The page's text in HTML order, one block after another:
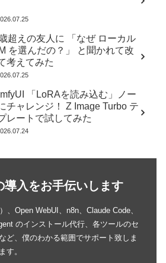
超えの友人に 「なぜ ローカル
を選んだの？」 と聞かれて改
考えてみた
「LoRAを読み込む」ノー
チャレンジ！ Z Image Turbo テ
レートで試してみた
導入をお手伝いします
、Open WebUI、n8n、Claude Code、
のインストール代行、各ツールのセ
ど、僕のわかる範囲でサポート致しま
す。